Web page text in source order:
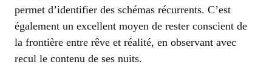
permet d’identifier des schémas récurrents. C’est
également un excellent moyen de rester conscient de
la frontière entre rêve et réalité, en observant avec
recul le contenu de ses nuits.